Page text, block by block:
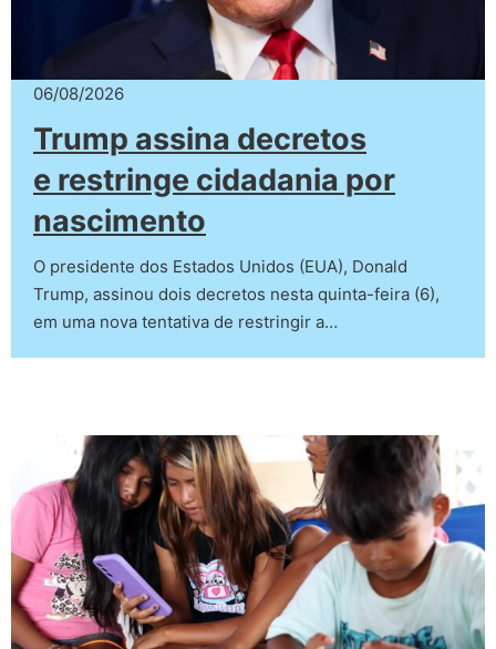
06/08/2026
Trump assina decretos
e restringe cidadania por
nascimento
O presidente dos Estados Unidos (EUA), Donald
Trump, assinou dois decretos nesta quinta-feira (6),
em uma nova tentativa de restringir a…